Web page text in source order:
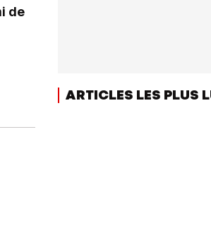
de
ARTICLES LES PLUS